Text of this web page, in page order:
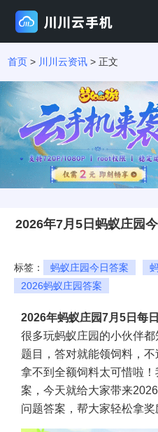
首页 > 川川云资讯 > 正文
2026年7月5日蚂蚁庄园
标签： 蚂蚁庄园今日答案
2026蚂蚁庄园答案
2026年蚂蚁庄园7月5日每
很多玩蚂蚁庄园的小伙伴
题目，答对就能领饲料，不
拿不到全额饲料太可惜啦
案，今天就给大家带来
问题答案，帮大家轻松拿奖